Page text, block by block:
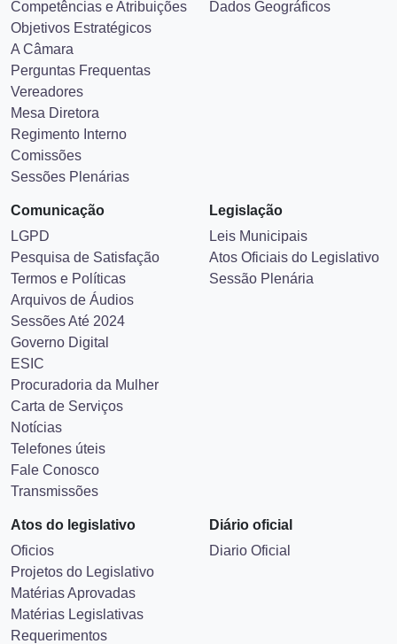
Competências e Atribuições
Objetivos Estratégicos
A Câmara
Perguntas Frequentas
Vereadores
Mesa Diretora
Regimento Interno
Comissões
Sessões Plenárias
Dados Geográficos
Comunicação
LGPD
Pesquisa de Satisfação
Termos e Políticas
Arquivos de Áudios
Sessões Até 2024
Governo Digital
ESIC
Procuradoria da Mulher
Carta de Serviços
Notícias
Telefones úteis
Fale Conosco
Transmissões
Legislação
Leis Municipais
Atos Oficiais do Legislativo
Sessão Plenária
Atos do legislativo
Oficios
Projetos do Legislativo
Matérias Aprovadas
Matérias Legislativas
Requerimentos
Diário oficial
Diario Oficial